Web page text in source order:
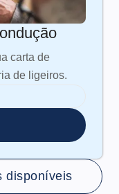
carta de
de ligeiros.
disponíveis